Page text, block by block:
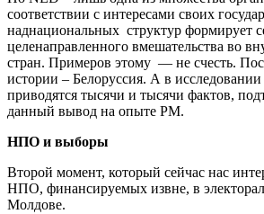
соответствии с интересами своих
наднациональных структур формирует
целенаправленного вмешательства во
стран. Примеров этому — не счесть.
истории – Белоруссия. А в
приводятся тысячи и тысячи фактов,
данный вывод на опыте РМ.
НПО и выборы
Второй момент, который сейчас нас
НПО, финансируемых извне, в
Молдове.